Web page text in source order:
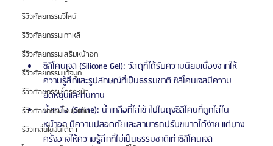
รีวิวศัลยกรรมวีไลน์
รีวิวศัลยกรรมเกาหลี
รีวิวศัลยกรรมเสริมหน้าอก
รีวิวศัลยกรรมแก้จมูก
รีวิวศัลยกรรมโครงหน้า
รีวิวศัลยกรรมโหนกแก้ม
รีวิวเกลี่ยไขมันใต้ตา
ซิลิโคนเจล (Silicone Gel): วัสดุที่ได้รับความนิยมเนื่องจากให้
ความรู้สึกและรูปลักษณ์ที่เป็นธรรมชาติ ซิลิโคนเจลมีความ
ยืดหยุ่นและทนทาน
น้ำเกลือ (Saline): น้ำเกลือที่ใส่เข้าไปในถุงซิลิโคนที่ถูกใส่ใน
หน้าอก มีความปลอดภัยและสามารถปรับขนาดได้ง่าย แต่บาง
ครั้งอาจให้ความรู้สึกที่ไม่เป็นธรรมชาติเท่าซิลิโคนเจล